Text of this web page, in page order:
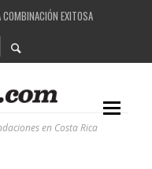
EXITOSA
TRANSFORMANDO LA CALIDAD DE
BBC RADIOPHONIC WORKSHOP
DE LA PRIMERA EDICIÓN QUE TRAJO
en Costa Rica